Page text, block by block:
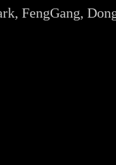
FengGang,